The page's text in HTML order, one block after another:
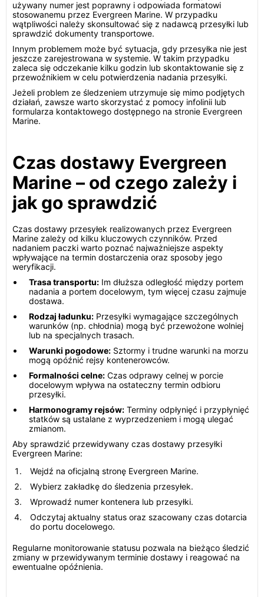
używany numer jest poprawny i odpowiada formatowi
stosowanemu przez Evergreen Marine. W przypadku
wątpliwości należy skonsultować się z nadawcą przesyłki lub
sprawdzić dokumenty transportowe.
Innym problemem może być sytuacja, gdy przesyłka nie jest
jeszcze zarejestrowana w systemie. W takim przypadku
zaleca się odczekanie kilku godzin lub skontaktowanie się z
przewoźnikiem w celu potwierdzenia nadania przesyłki.
Jeżeli problem ze śledzeniem utrzymuje się mimo podjętych
działań, zawsze warto skorzystać z pomocy infolinii lub
formularza kontaktowego dostępnego na stronie Evergreen
Marine.
Czas dostawy Evergreen
Marine – od czego zależy i
jak go sprawdzić
Czas dostawy przesyłek realizowanych przez Evergreen
Marine zależy od kilku kluczowych czynników. Przed
nadaniem paczki warto poznać najważniejsze aspekty
wpływające na termin dostarczenia oraz sposoby jego
weryfikacji.
Trasa transportu: Im dłuższa odległość między portem
nadania a portem docelowym, tym więcej czasu zajmuje
dostawa.
Rodzaj ładunku: Przesyłki wymagające szczególnych
warunków (np. chłodnia) mogą być przewożone wolniej
lub na specjalnych trasach.
Warunki pogodowe: Sztormy i trudne warunki na morzu
mogą opóźnić rejsy kontenerowców.
Formalności celne: Czas odprawy celnej w porcie
docelowym wpływa na ostateczny termin odbioru
przesyłki.
Harmonogramy rejsów: Terminy odpłynięć i przypłynięć
statków są ustalane z wyprzedzeniem i mogą ulegać
zmianom.
Aby sprawdzić przewidywany czas dostawy przesyłki
Evergreen Marine:
Wejdź na oficjalną stronę Evergreen Marine.
Wybierz zakładkę do śledzenia przesyłek.
Wprowadź numer kontenera lub przesyłki.
Odczytaj aktualny status oraz szacowany czas dotarcia
do portu docelowego.
Regularne monitorowanie statusu pozwala na bieżąco śledzić
zmiany w przewidywanym terminie dostawy i reagować na
ewentualne opóźnienia.